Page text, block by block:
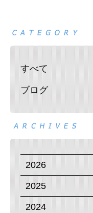
すべて
ブログ
2026
2025
2024